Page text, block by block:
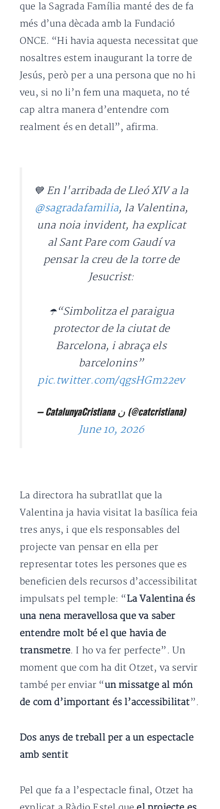
que la Sagrada Família manté des de fa
més d’una dècada amb la Fundació
ONCE. “Hi havia aquesta necessitat que
nosaltres estem inaugurant la torre de
Jesús, però per a una persona que no hi
veu, si no li’n fem una maqueta, no té
cap altra manera d’entendre com
realment és en detall”, afirma.
💙 En l'arribada de Lleó XIV a la
@sagradafamilia, la Valentina,
una noia invident, ha explicat
al Sant Pare com Gaudí va
pensar la creu de la torre de
Jesucrist:
☂️“Simbolitza el paraigua
protector de la ciutat de
Barcelona, i abraça els
barcelonins”
pic.twitter.com/qgsHGm22ev
— CatalunyaCristiana ﻥ (@catcristiana)
June 10, 2026
La directora ha subratllat que la
Valentina ja havia visitat la basílica feia
tres anys, i que els responsables del
projecte van pensar en ella per
representar totes les persones que es
beneficien dels recursos d’accessibilitat
impulsats pel temple: “La Valentina és
una nena meravellosa que va saber
entendre molt bé el que havia de
transmetre. I ho va fer perfecte”. Un
moment que com ha dit Otzet, va servir
també per enviar “un missatge al món
de com d’important és l’accessibilitat”.
Dos anys de treball per a un espectacle
amb sentit
Pel que fa a l’espectacle final, Otzet ha